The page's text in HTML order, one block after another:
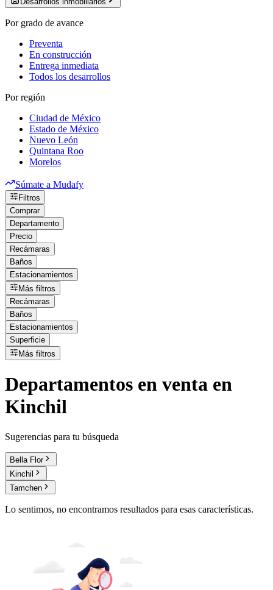
Por grado de avance
Preventa
En construcción
Entrega inmediata
Todos los desarrollos
Por región
Ciudad de México
Estado de México
Nuevo León
Quintana Roo
Morelos
Súmate a Mudafy
Filtros
Comprar
Departamento
Precio
Recámaras
Baños
Estacionamientos
Más filtros
Recámaras
Baños
Estacionamientos
Superficie
Más filtros
Departamentos en venta en
Kinchil
Sugerencias para tu búsqueda
Bella Flor
Kinchil
Tamchen
Lo sentimos, no encontramos resultados para esas características.